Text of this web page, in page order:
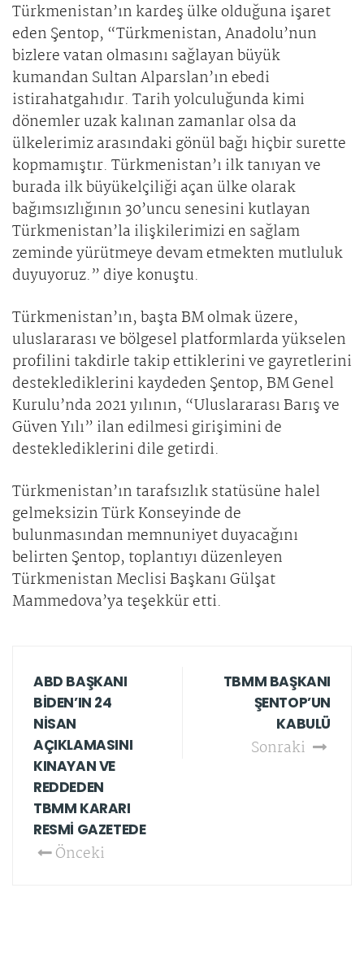
Türkmenistan’ın kardeş ülke olduğuna işaret
eden Şentop, “Türkmenistan, Anadolu’nun
bizlere vatan olmasını sağlayan büyük
kumandan Sultan Alparslan’ın ebedi
istirahatgahıdır. Tarih yolculuğunda kimi
dönemler uzak kalınan zamanlar olsa da
ülkelerimiz arasındaki gönül bağı hiçbir surette
kopmamıştır. Türkmenistan’ı ilk tanıyan ve
burada ilk büyükelçiliği açan ülke olarak
bağımsızlığının 30’uncu senesini kutlayan
Türkmenistan’la ilişkilerimizi en sağlam
zeminde yürütmeye devam etmekten mutluluk
duyuyoruz.” diye konuştu.
Türkmenistan’ın, başta BM olmak üzere,
uluslararası ve bölgesel platformlarda yükselen
profilini takdirle takip ettiklerini ve gayretlerini
desteklediklerini kaydeden Şentop, BM Genel
Kurulu’nda 2021 yılının, “Uluslararası Barış ve
Güven Yılı” ilan edilmesi girişimini de
desteklediklerini dile getirdi.
Türkmenistan’ın tarafsızlık statüsüne halel
gelmeksizin Türk Konseyinde de
bulunmasından memnuniyet duyacağını
belirten Şentop, toplantıyı düzenleyen
Türkmenistan Meclisi Başkanı Gülşat
Mammedova’ya teşekkür etti.
ABD BAŞKANI
BİDEN’IN 24
NİSAN
AÇIKLAMASINI
KINAYAN VE
REDDEDEN
TBMM KARARI
RESMİ GAZETEDE
Önceki
TBMM BAŞKANI
ŞENTOP’UN
KABULÜ
Sonraki